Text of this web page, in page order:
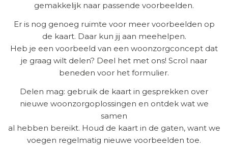
gemakkelijk naar passende voorbeelden.
Er is nog genoeg ruimte voor meer voorbeelden op
de kaart. Daar kun jij aan meehelpen.
Heb je een voorbeeld van een woonzorgconcept dat
je graag wilt delen? Deel het met ons! Scrol naar
beneden voor het formulier.
Delen mag: gebruik de kaart in gesprekken over
nieuwe woonzorgoplossingen en ontdek wat we
samen
al hebben bereikt. Houd de kaart in de gaten, want we
voegen regelmatig nieuwe voorbeelden toe.